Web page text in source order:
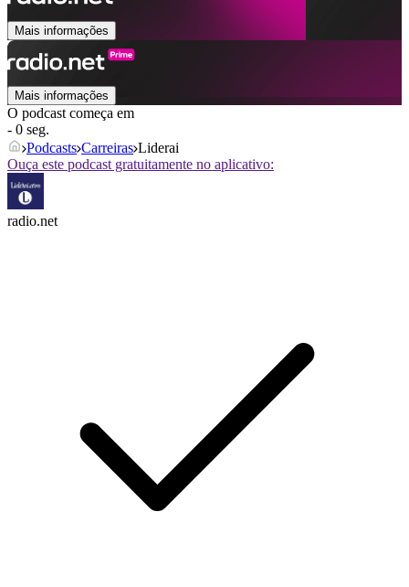
Mais informações
Mais informações
O podcast começa em
- 0 seg.
Podcasts Carreiras Liderai
Ouça este podcast gratuitamente no aplicativo:
radio.net